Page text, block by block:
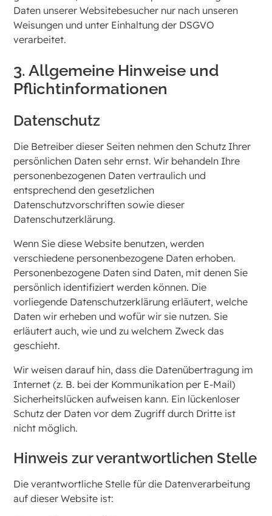
Daten unserer Websitebesucher nur nach unseren
Weisungen und unter Einhaltung der DSGVO
verarbeitet.
3. Allgemeine Hinweise und
Pflicht­informationen
Datenschutz
Die Betreiber dieser Seiten nehmen den Schutz Ihrer
persönlichen Daten sehr ernst. Wir behandeln Ihre
personenbezogenen Daten vertraulich und
entsprechend den gesetzlichen
Datenschutzvorschriften sowie dieser
Datenschutzerklärung.
Wenn Sie diese Website benutzen, werden
verschiedene personenbezogene Daten erhoben.
Personenbezogene Daten sind Daten, mit denen Sie
persönlich identifiziert werden können. Die
vorliegende Datenschutzerklärung erläutert, welche
Daten wir erheben und wofür wir sie nutzen. Sie
erläutert auch, wie und zu welchem Zweck das
geschieht.
Wir weisen darauf hin, dass die Datenübertragung im
Internet (z. B. bei der Kommunikation per E-Mail)
Sicherheitslücken aufweisen kann. Ein lückenloser
Schutz der Daten vor dem Zugriff durch Dritte ist
nicht möglich.
Hinweis zur verantwortlichen Stelle
Die verantwortliche Stelle für die Datenverarbeitung
auf dieser Website ist: